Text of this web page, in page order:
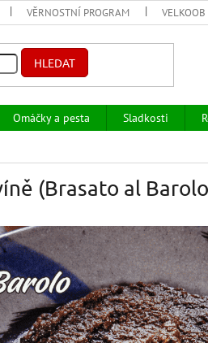
VĚRNOSTNÍ PROGRAM
HLEDAT
Omáčky a pesta Sladkosti
(Brasato al